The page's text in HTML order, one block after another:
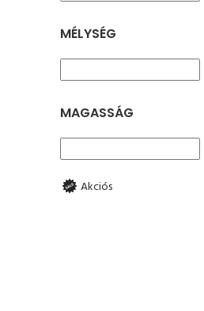
MÉLYSÉG
MAGASSÁG
Akciós